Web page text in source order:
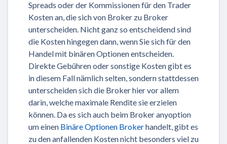
Spreads oder der Kommissionen für den Trader
Kosten an, die sich von Broker zu Broker
unterscheiden. Nicht ganz so entscheidend sind
die Kosten hingegen dann, wenn Sie sich für den
Handel mit binären Optionen entscheiden.
Direkte Gebühren oder sonstige Kosten gibt es
in diesem Fall nämlich selten, sondern stattdessen
unterscheiden sich die Broker hier vor allem
darin, welche maximale Rendite sie erzielen
können. Da es sich auch beim Broker anyoption
um einen Binäre Optionen Brokerhandelt, gibt es
zu den anfallenden Kosten nicht besonders viel zu